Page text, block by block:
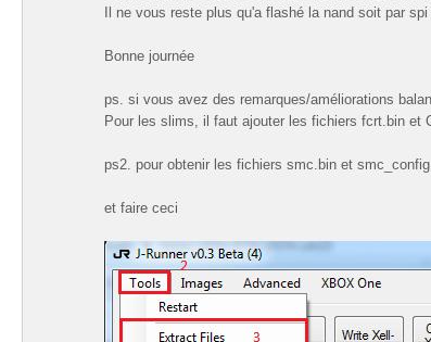
Il ne vous reste plus qu'a flashé la nand soit par
Bonne journée
ps. si vous avez des remarques/améliorations
Pour les slims, il faut ajouter les fichiers fcrt.bin et
ps2. pour obtenir les fichiers smc.bin et
et faire ceci